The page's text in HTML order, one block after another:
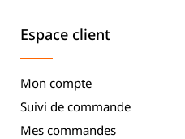
Espace client
Mon compte
Suivi de commande
Mes commandes